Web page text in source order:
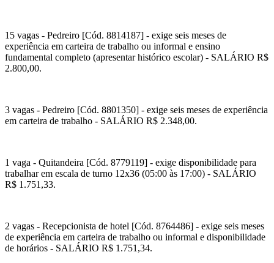
15 vagas - Pedreiro [Cód. 8814187] - exige seis meses de
experiência em carteira de trabalho ou informal e ensino
fundamental completo (apresentar histórico escolar) - SALÁRIO R$
2.800,00.
3 vagas - Pedreiro [Cód. 8801350] - exige seis meses de experiência
em carteira de trabalho - SALÁRIO R$ 2.348,00.
1 vaga - Quitandeira [Cód. 8779119] - exige disponibilidade para
trabalhar em escala de turno 12x36 (05:00 às 17:00) - SALÁRIO
R$ 1.751,33.
2 vagas - Recepcionista de hotel [Cód. 8764486] - exige seis meses
de experiência em carteira de trabalho ou informal e disponibilidade
de horários - SALÁRIO R$ 1.751,34.